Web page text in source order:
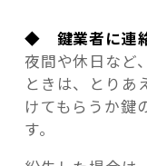
◆ 鍵業者に連
夜間や休日など
ときは、とりあ
けてもらうか鍵
す。